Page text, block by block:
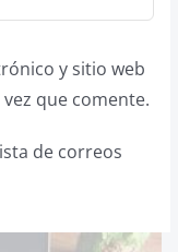
y sitio web
que comente.
de correos